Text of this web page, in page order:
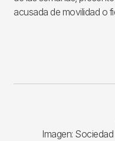
acusada de movilidad o
Imagen: